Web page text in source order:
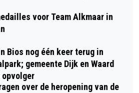
voor Team Alkmaar in
Bios nog één keer terug in
gemeente Dijk en Waard
over de heropening van de